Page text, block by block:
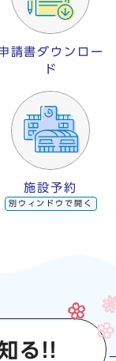
請書ダウンロー
ド
施設予約
別ウィンドウで開く
る!!